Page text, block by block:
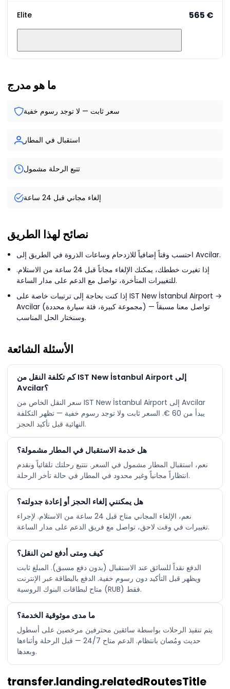
Elite ‏565 €
ما هو مدرج
سعر ثابت — لا توجد رسوم خفية
استقبال في المطار
تتبع الرحلة مشمول
إلغاء مجاني قبل 24 ساعة
نصائح لهذا الطريق
احتسب وقتاً إضافياً للازدحام وساعات الذروة في الطريق إلى Avcilar.
إذا تغيرت خططك، يمكنك الإلغاء مجاناً قبل 24 ساعة من الاستلام.
للتغييرات المتأخرة، تواصل مع الدعم على مدار الساعة.
إذا كنت بحاجة إلى ترتيبات خاصة على IST New İstanbul Airport →
Avcilar (مجموعة كبيرة، فئة سيارة محددة) — تواصل معنا مسبقاً
وسنختار الحل المناسب.
الأسئلة الشائعة
كم تكلفة النقل من IST New İstanbul Airport إلى
Avcilar؟
سعر النقل الخاص من IST New İstanbul Airport إلى Avcilar
يبدأ من ‏60 €. السعر ثابت ولا توجد رسوم خفية — تظهر التكلفة
النهائية قبل تأكيد الحجز.
هل خدمة الاستقبال في المطار مشمولة؟
نعم، استقبال المطار مشمول في السعر. نتتبع رحلتك تلقائياً ونقدم
انتظاراً مجانياً وغير محدود في المطار في حالة تأخر الرحلة.
هل يمكنني إلغاء الحجز أو إعادة جدولته؟
نعم، الإلغاء المجاني متاح قبل 24 ساعة من الاستلام. لإجراء
تغييرات في وقت لاحق، تواصل مع فريق الدعم على مدار الساعة.
كيف ومتى أدفع ثمن النقل؟
الدفع نقداً للسائق عند الاستقبال (بدون دفع مسبق). المبلغ ثابت
ويظهر قبل التأكيد دون رسوم خفية. الدفع بالبطاقة عبر الإنترنت
متاح لبطاقات البنوك الروسية (RUB) فقط.
ما مدى موثوقية الخدمة؟
يتم تنفيذ الرحلات بواسطة سائقين محترفين مرخصين على أسطول
حديث ومُصان بانتظام. الدعم متاح 24/7 — قبل الرحلة وأثناءها
وبعدها.
transfer.landing.relatedRoutesTitle